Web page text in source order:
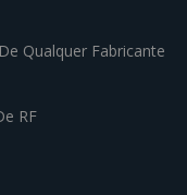
Qualquer Fabricante
RF